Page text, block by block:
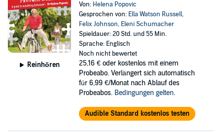
Reinhören
Von: Helena Popovic
Gesprochen von: Ella Watson Russell,
Felix Johnson, Eleni Schumacher
Spieldauer: 20 Std. und 55 Min.
Sprache: Englisch
Noch nicht bewertet
25,16 € oder kostenlos mit einem
Probeabo. Verlängert sich automatisch
für 6,99 €/Monat nach Ablauf des
Probeabos. Bedingungen gelten.
Audible Standard kostenlos testen